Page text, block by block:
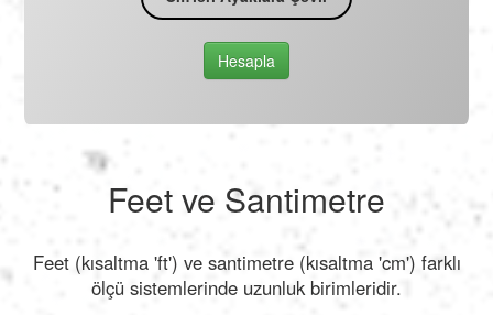
Hesapla
Feet ve Santimetre
Feet (kısaltma 'ft') ve santimetre (kısaltma 'cm') farklı
ölçü sistemlerinde uzunluk birimleridir.